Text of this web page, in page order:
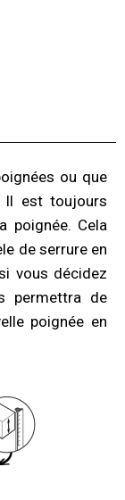
ou que
Il est toujours
poignée. Cela
de serrure en
vous décidez
permettra de
poignée en